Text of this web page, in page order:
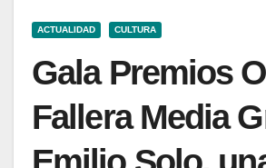
ACTUALIDAD CULTURA
Gala Premios
Fallera Media